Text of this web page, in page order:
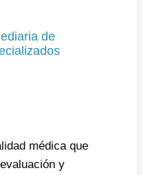
de
médica que
y